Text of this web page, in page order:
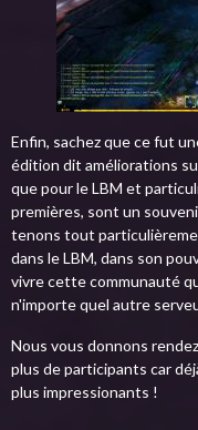
Enfin, sachez que ce fut
édition dit améliorations
que pour le LBM et
premières, sont un
tenons tout
dans le LBM, dans son
vivre cette communauté
n'importe quel autre
Nous vous donnons
plus de participants car
plus impressionants !